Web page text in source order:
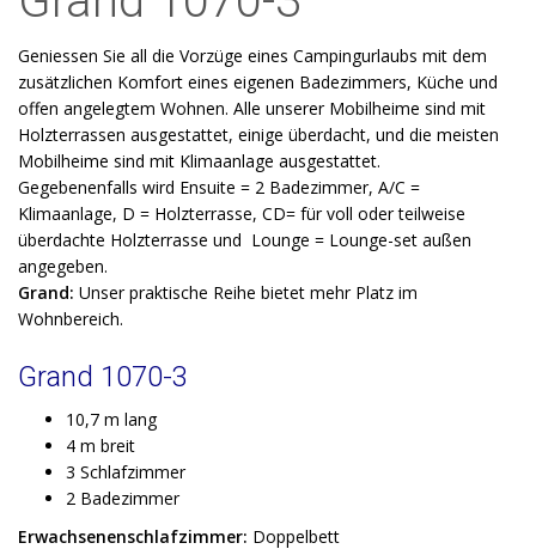
Geniessen Sie all die Vorzüge eines Campingurlaubs mit dem
zusätzlichen Komfort eines eigenen Badezimmers, Küche und
offen angelegtem Wohnen. Alle unserer Mobilheime sind mit
Holzterrassen ausgestattet, einige überdacht, und die meisten
Mobilheime sind mit Klimaanlage ausgestattet.
Gegebenenfalls wird Ensuite = 2 Badezimmer, A/C =
Klimaanlage, D = Holzterrasse, CD= für voll oder teilweise
überdachte Holzterrasse und Lounge = Lounge-set außen
angegeben.
Grand: Unser praktische Reihe bietet mehr Platz im
Wohnbereich.
Grand 1070-3
10,7 m lang
4 m breit
3 Schlafzimmer
2 Badezimmer
Erwachsenenschlafzimmer: Doppelbett